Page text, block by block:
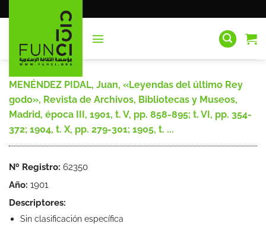
al
MENÉNDEZ PIDAL, Juan, «Leyendas del último Rey
godo», Revista de Archivos, Bibliotecas y Museos,
Madrid, época III, 1901, t. V, pp. 858-895; t. VI, pp. 354-
372; 1904, t. X, pp. 279-301; 1905, t. ...
Nº Registro: 62350
Año: 1901
Descriptores:
Sin clasificación específica